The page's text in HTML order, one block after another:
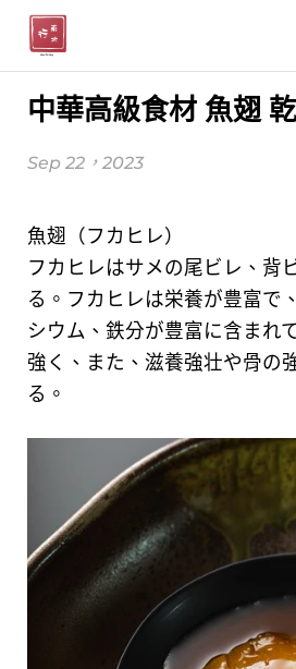
中華高級食材 魚翅
Sep 22，2023
魚翅（フカヒレ）
フカヒレはサメの尾ビレ、背
る。フカヒレは栄養が豊富で
シウム、鉄分が豊富に含まれ
強く、また、滋養強壮や骨の
る。